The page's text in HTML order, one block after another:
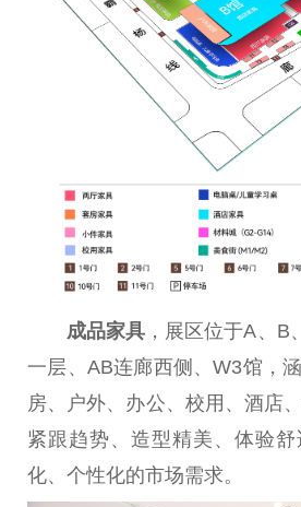
成品家具 ，展区位于A、B
一层、AB连廊西侧、W3馆，
房、户外、办公、校用、酒店
紧跟趋势、造型精美、体验
化、个性化的市场需求。